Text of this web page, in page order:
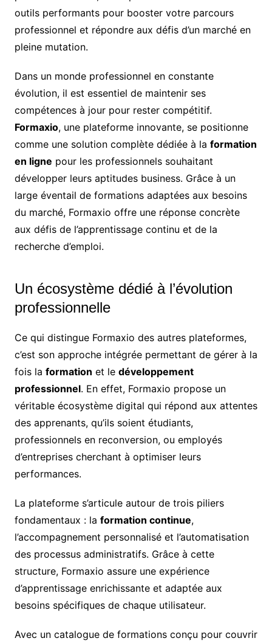
outils performants pour booster votre parcours
professionnel et répondre aux défis d’un marché en
pleine mutation.
Dans un monde professionnel en constante
évolution, il est essentiel de maintenir ses
compétences à jour pour rester compétitif.
Formaxio, une plateforme innovante, se positionne
comme une solution complète dédiée à la formation
en ligne pour les professionnels souhaitant
développer leurs aptitudes business. Grâce à un
large éventail de formations adaptées aux besoins
du marché, Formaxio offre une réponse concrète
aux défis de l’apprentissage continu et de la
recherche d’emploi.
Un écosystème dédié à l’évolution
professionnelle
Ce qui distingue Formaxio des autres plateformes,
c’est son approche intégrée permettant de gérer à la
fois la formation et le développement
professionnel. En effet, Formaxio propose un
véritable écosystème digital qui répond aux attentes
des apprenants, qu’ils soient étudiants,
professionnels en reconversion, ou employés
d’entreprises cherchant à optimiser leurs
performances.
La plateforme s’articule autour de trois piliers
fondamentaux : la formation continue,
l’accompagnement personnalisé et l’automatisation
des processus administratifs. Grâce à cette
structure, Formaxio assure une expérience
d’apprentissage enrichissante et adaptée aux
besoins spécifiques de chaque utilisateur.
Avec un catalogue de formations conçu pour couvrir